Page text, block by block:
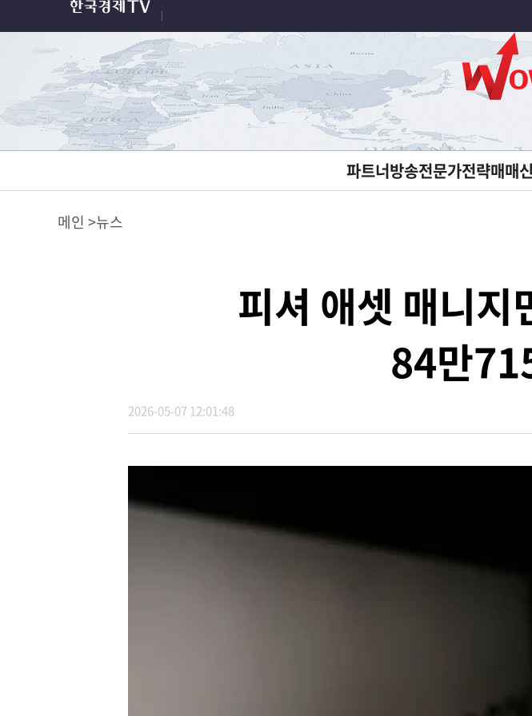
파트너방송전문가전략매매
메인 뉴스
피셔 애셋 매니
84만
2026-05-07 12:01:48